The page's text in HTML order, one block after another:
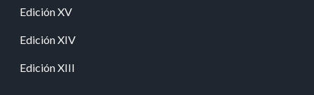
Edición XV
Edición XIV
Edición XIII